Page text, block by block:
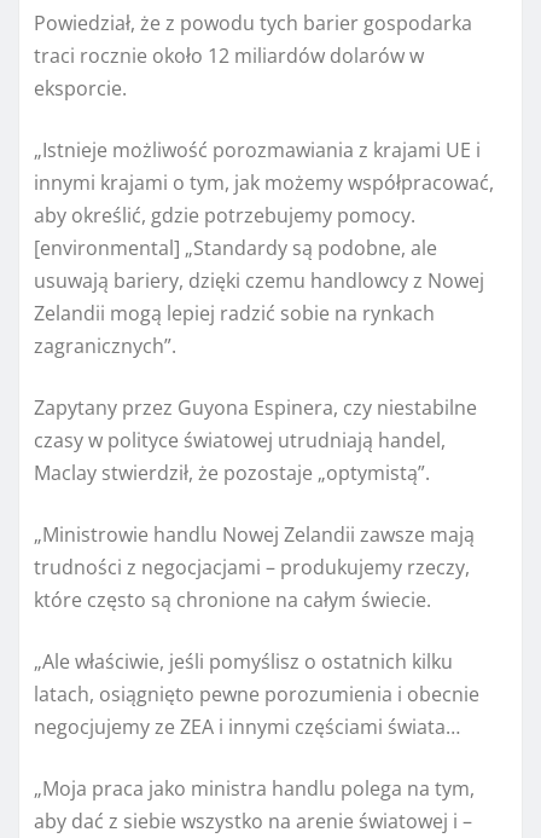
Powiedział, że z powodu tych barier gospodarka
traci rocznie około 12 miliardów dolarów w
eksporcie.
„Istnieje możliwość porozmawiania z krajami UE i
innymi krajami o tym, jak możemy współpracować,
aby określić, gdzie potrzebujemy pomocy.
[environmental] „Standardy są podobne, ale
usuwają bariery, dzięki czemu handlowcy z Nowej
Zelandii mogą lepiej radzić sobie na rynkach
zagranicznych”.
Zapytany przez Guyona Espinera, czy niestabilne
czasy w polityce światowej utrudniają handel,
Maclay stwierdził, że pozostaje „optymistą”.
„Ministrowie handlu Nowej Zelandii zawsze mają
trudności z negocjacjami – produkujemy rzeczy,
które często są chronione na całym świecie.
„Ale właściwie, jeśli pomyślisz o ostatnich kilku
latach, osiągnięto pewne porozumienia i obecnie
negocjujemy ze ZEA i innymi częściami świata…
„Moja praca jako ministra handlu polega na tym,
aby dać z siebie wszystko na arenie światowej i –